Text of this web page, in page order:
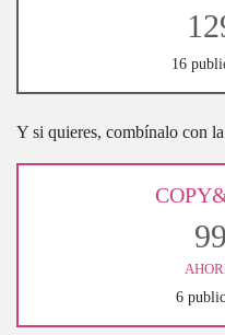
16
Y si quieres, combínalo con
6